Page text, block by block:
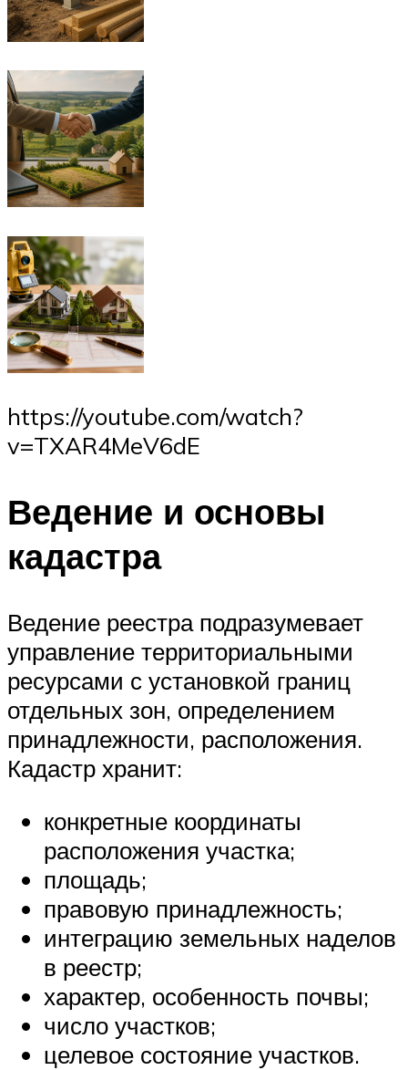
https://youtube.com/watch?
v=TXAR4MeV6dE
Ведение и основы
кадастра
Ведение реестра подразумевает
управление территориальными
ресурсами с установкой границ
отдельных зон, определением
принадлежности, расположения.
Кадастр хранит:
конкретные координаты
расположения участка;
площадь;
правовую принадлежность;
интеграцию земельных наделов
в реестр;
характер, особенность почвы;
число участков;
целевое состояние участков.